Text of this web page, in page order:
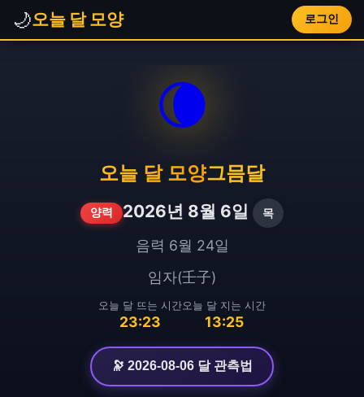
🌙오늘 달 모양 로그인
🌘
오늘 달 모양그믐달
양력 2026년 8월 6일 목
음력 6월 24일
임자(壬子)
오늘 달 뜨는 시간
23:23
오늘 달 지는 시간
13:25
🔭 2026-08-06 달 관측법